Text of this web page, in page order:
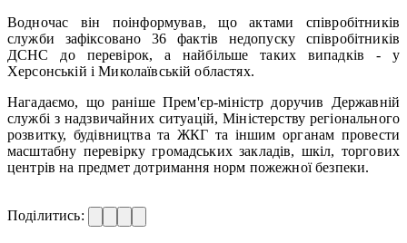
Водночас він поінформував, що актами співробітників
служби зафіксовано 36 фактів недопуску співробітників
ДСНС до перевірок, а найбільше таких випадків - у
Херсонській і Миколаївській областях.
Нагадаємо, що раніше Прем'єр-міністр доручив Державній
службі з надзвичайних ситуацій, Міністерству регіонального
розвитку, будівництва та ЖКГ та іншим органам провести
масштабну перевірку громадських закладів, шкіл, торгових
центрів на предмет дотримання норм пожежної безпеки.
Поділитись: